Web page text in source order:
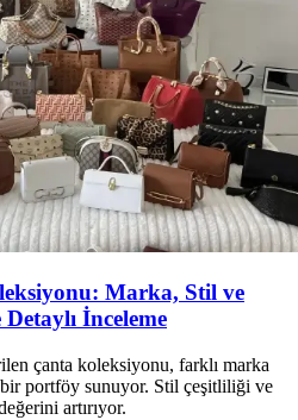
Marka, Stil ve
İnceleme
çanta koleksiyonu, farklı marka
portföy sunuyor. Stil çeşitliliği ve
artırıyor.